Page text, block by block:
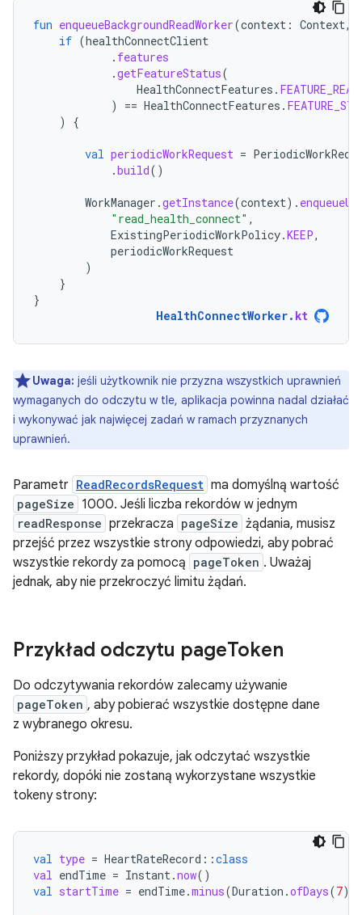
fun enqueueBackgroundReadWorker(context : Context,
if (healthConnectClient
. features
.getFeatureStatus(
HealthConnectFeatures .
)
== HealthConnectFeatures .
)
{
val periodicWorkRequest =
.build()
WorkManager .getInstance(context).
"read_health_connect" ,
ExistingPeriodicWorkPolicy.KEEP,
periodicWorkRequest
)
}
}
HealthConnectWorker. kt
Uwaga: jeśli użytkownik nie przyzna wszystkich uprawnień
wymaganych do odczytu w tle, aplikacja powinna nadal działać
i wykonywać jak najwięcej zadań w ramach przyznanych
uprawnień.
Parametr ReadRecordsRequest ma domyślną wartość
pageSize 1000. Jeśli liczba rekordów w jednym
readResponse przekracza pageSize żądania, musisz
przejść przez wszystkie strony odpowiedzi, aby pobrać
wszystkie rekordy za pomocą pageToken . Uważaj
jednak, aby nie przekroczyć limitu żądań.
Przykład odczytu pageToken
Do odczytywania rekordów zalecamy używanie
pageToken , aby pobierać wszystkie dostępne dane
z wybranego okresu.
Poniższy przykład pokazuje, jak odczytać wszystkie
rekordy, dopóki nie zostaną wykorzystane wszystkie
tokeny strony:
val type = HeartRateRecord ::class
val endTime = Instant.now()
val startTime = endTime.minus(Duration .ofDays(7))